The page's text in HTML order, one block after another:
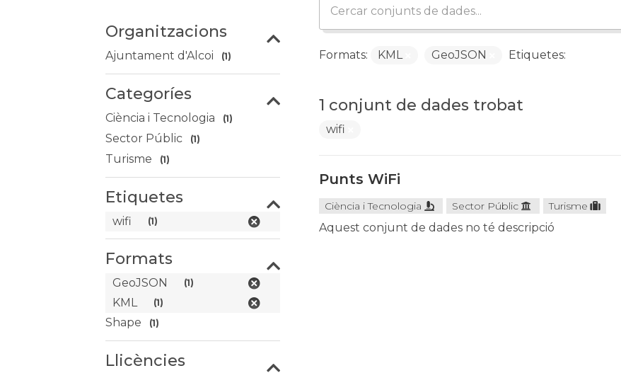
Organitzacions
Ajuntament d'Alcoi (1)
Categoríes
Ciència i Tecnologia (1)
Sector Públic (1)
Turisme (1)
Etiquetes
wifi (1)
Formats
GeoJSON (1)
KML (1)
Shape (1)
Llicències
1 conjunt de dades trobat
Formats: KML GeoJSON Etiquetes:
wifi
Punts WiFi
Ciència i Tecnologia Sector Públic Turisme
Aquest conjunt de dades no té descripció